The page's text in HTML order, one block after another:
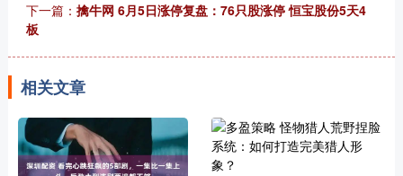
下一篇： 擒牛网 6月5日涨停复盘：76只股涨停 恒宝股份5天4
板
相关文章